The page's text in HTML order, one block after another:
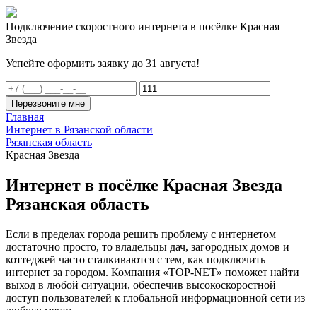
Подключение скоростного интернета в посёлке Красная
Звезда
Успейте оформить заявку до 31 августа!
Перезвоните мне
Главная
Интернет в Рязанской области
Рязанская область
Красная Звезда
Интернет в посёлке Красная Звезда
Рязанская область
Если в пределах города решить проблему с интернетом
достаточно просто, то владельцы дач, загородных домов и
коттеджей часто сталкиваются с тем, как подключить
интернет за городом. Компания «TOP-NET» поможет найти
выход в любой ситуации, обеспечив высокоскоростной
доступ пользователей к глобальной информационной сети из